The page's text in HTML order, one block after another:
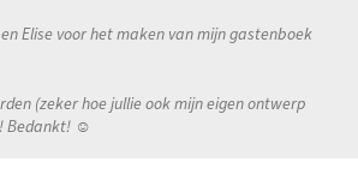
Elise voor het maken van mijn gastenboek
(zeker hoe jullie ook mijn eigen ontwerp
Bedankt! ☺️